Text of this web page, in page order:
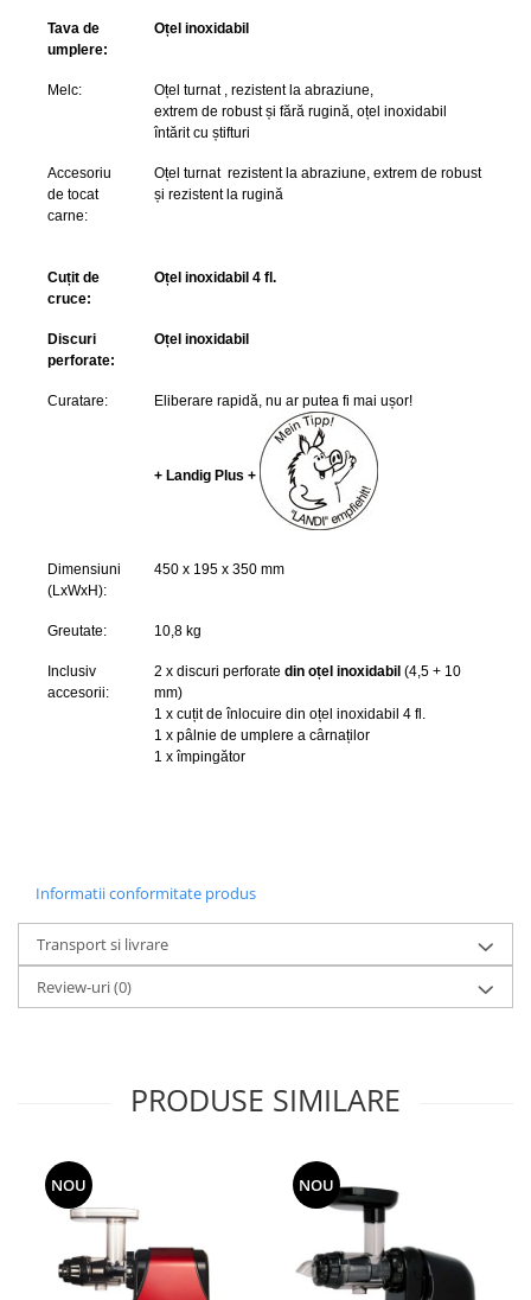
Tava de
umplere:
Oțel inoxidabil
Melc:
Oțel turnat , rezistent la abraziune,
extrem de robust și fără rugină, oțel inoxidabil
întărit cu știfturi
Accesoriu
de tocat
carne:
Oțel turnat rezistent la abraziune, extrem de robust
și rezistent la rugină
Cuțit de
cruce:
Oțel inoxidabil 4 fl.
Discuri
perforate:
Oțel inoxidabil
Curatare: Eliberare rapidă, nu ar putea fi mai ușor!
+ Landig Plus +
Dimensiuni
(LxWxH):
450 x 195 x 350 mm
Greutate: 10,8 kg
Inclusiv
accesorii:
2 x discuri perforate din oțel inoxidabil (4,5 + 10
mm)
1 x cuțit de înlocuire din oțel inoxidabil 4 fl.
1 x pâlnie de umplere a cârnaților
1 x împingător
Informatii conformitate produs
Transport si livrare
Review-uri(0)
PRODUSE SIMILARE
NOU NOU